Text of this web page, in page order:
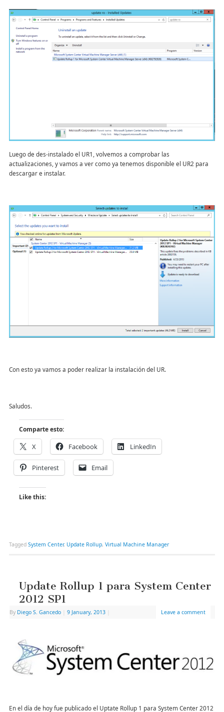
Luego de des-instalado el UR1, volvemos a comprobar las
actualizaciones, y vamos a ver como ya tenemos disponible el UR2 para
descargar e instalar.
Con esto ya vamos a poder realizar la instalación del UR.
Saludos.
Comparte esto:
X Facebook LinkedIn
Pinterest Email
Like this:
Tagged System Center, Update Rollup, Virtual Machine Manager
Update Rollup 1 para System Center
2012 SP1
By Diego S. Gancedo 9 January, 2013 Leave a comment
En el día de hoy fue publicado el Uptate Rollup 1 para System Center 2012